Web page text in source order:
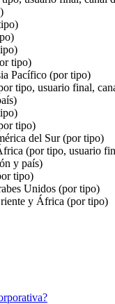
tipo)
Pacífico (por tipo)
tipo, usuario final,
tipo)
del Sur (por tipo)
(por tipo, usuario
y país)
tipo)
Unidos (por tipo)
y África (por tipo)